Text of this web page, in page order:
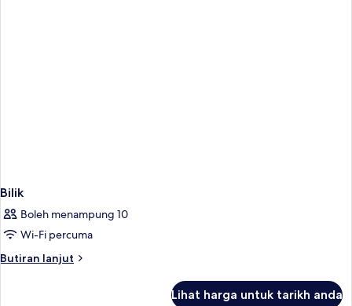
Bilik
Boleh menampung 10
Wi-Fi percuma
Butiran lanjut
Butiran
Lihat harga untuk tarikh anda